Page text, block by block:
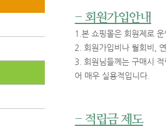
- 회원가입안내
1.본 쇼핑몰은 회원제로
2. 회원가입비나 월회비,
3. 회원님들께는 구매시
어 매우 실용적입니다.
- 적립금 제도